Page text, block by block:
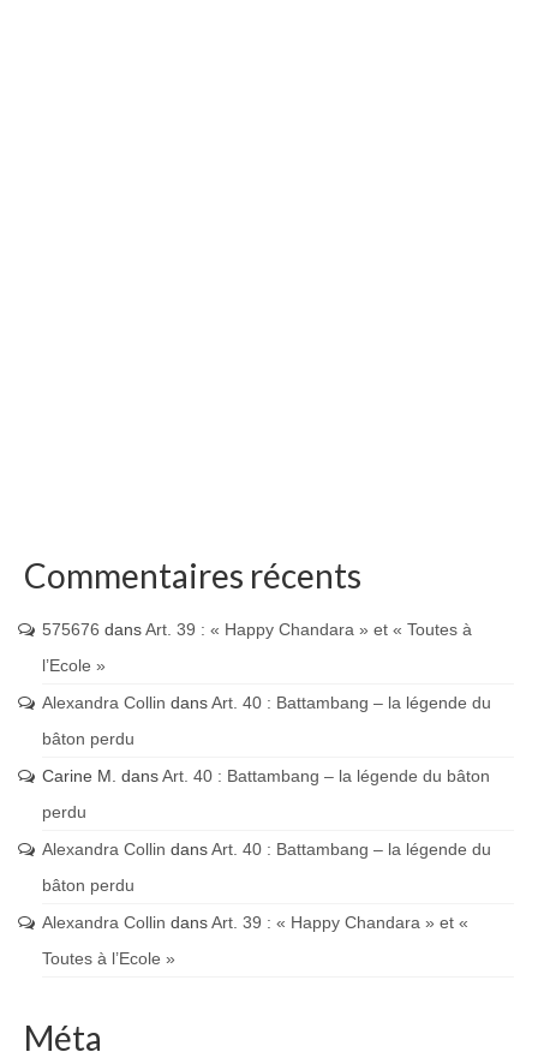
Commentaires récents
575676 dansArt. 39 : « Happy Chandara » et « Toutes à
l’Ecole »
Alexandra Collin dansArt. 40 : Battambang – la légende du
bâton perdu
Carine M. dansArt. 40 : Battambang – la légende du bâton
perdu
Alexandra Collin dansArt. 40 : Battambang – la légende du
bâton perdu
Alexandra Collin dansArt. 39 : « Happy Chandara » et «
Toutes à l’Ecole »
Méta